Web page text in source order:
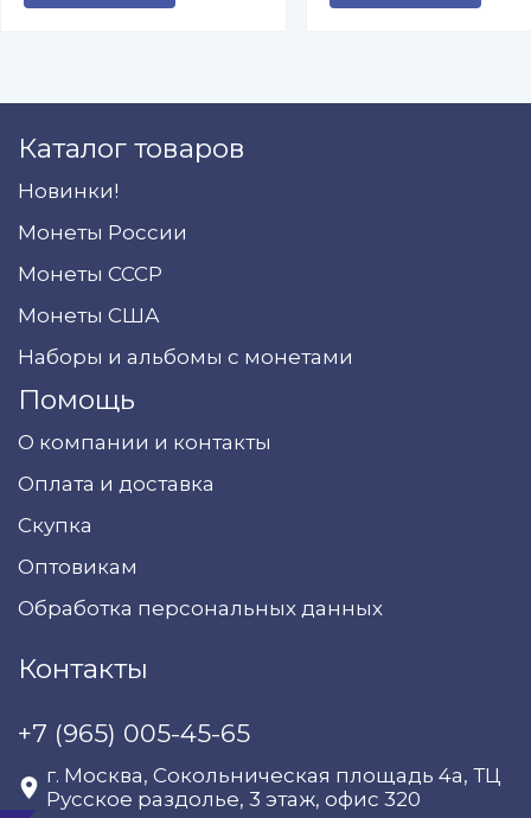
Каталог товаров
Новинки!
Монеты России
Монеты СССР
Монеты США
Наборы и альбомы с монетами
Помощь
О компании и контакты
Оплата и доставка
Скупка
Оптовикам
Обработка персональных данных
Контакты
+7 (965) 005-45-65
г. Москва, Сокольническая площадь 4а, ТЦ
Русское раздолье, 3 этаж, офис 320